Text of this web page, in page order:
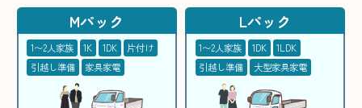
Mパック
1〜2人家族 1K 1DK
片付け
引越し準備
家具家電
Lパック
1〜2人家族 1DK
1LDK
引越し準備
大型家具家電